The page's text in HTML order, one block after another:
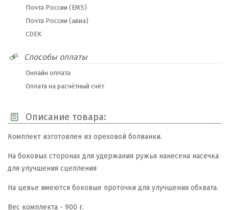
Почта России (EMS)
Почта России (авиа)
CDEK
Способы оплаты
Онлайн оплата
Оплата на расчётный счёт
Описание товара:
Комплект изготовлен из ореховой болванки.
На боковых сторонах для удержания ружья нанесена насечка
для улучшения сцепления
На цевье имеются боковые проточки для улучшения обхвата.
Вес комплекта - 900 г.